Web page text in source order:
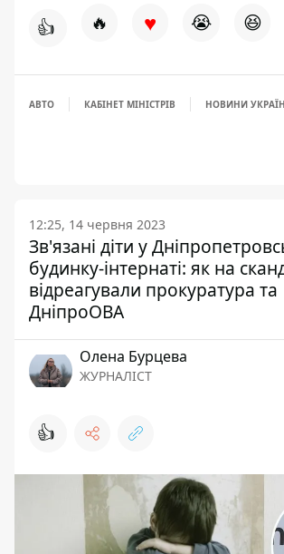
👍 🔥 ♥ 😭 😆
АВТО КАБІНЕТ МІНІСТРІВ НОВИНИ
12:25, 14 червня 2023
Зв'язані діти у
будинку-інтернаті: як на
відреагували прокуратура та
ДніпроОВА
Олена Бурцева
ЖУРНАЛІСТ
👍